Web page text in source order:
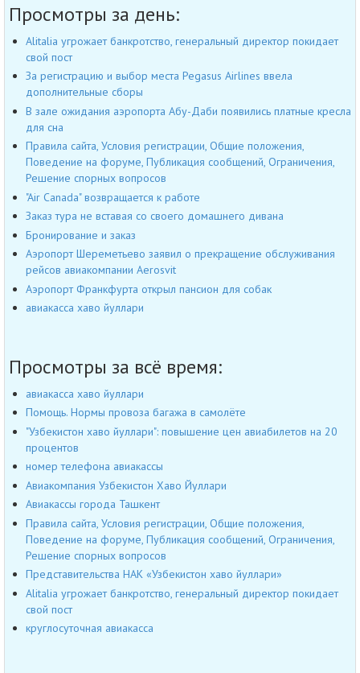
Просмотры за день:
Alitalia угрожает банкротство, генеральный директор покидает
свой пост
За регистрацию и выбор места Pegasus Airlines ввела
дополнительные сборы
В зале ожидания аэропорта Абу-Даби появились платные кресла
для сна
Правила сайта, Условия регистрации, Общие положения,
Поведение на форуме, Публикация сообщений, Ограничения,
Решение спорных вопросов
"Air Canada" возвращается к работе
Заказ тура не вставая со своего домашнего дивана
Бронирование и заказ
Аэропорт Шереметьево заявил о прекращение обслуживания
рейсов авиакомпании Aerosvit
Аэропорт Франкфурта открыл пансион для собак
авиакасса хаво йуллари
Просмотры за всё время:
авиакасса хаво йуллари
Помощь. Нормы провоза багажа в самолёте
"Узбекистон хаво йуллари": повышение цен авиабилетов на 20
процентов
номер телефона авиакассы
Авиакомпания Узбекистон Хаво Йуллари
Авиакассы города Ташкент
Правила сайта, Условия регистрации, Общие положения,
Поведение на форуме, Публикация сообщений, Ограничения,
Решение спорных вопросов
Представительства НАК «Узбекистон хаво йуллари»
Alitalia угрожает банкротство, генеральный директор покидает
свой пост
круглосуточная авиакасса